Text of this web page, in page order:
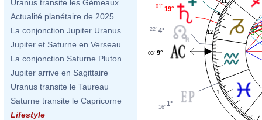
Uranus transite les Gémeaux
Actualité planétaire de 2025
La conjonction Jupiter Uranus
Jupiter et Saturne en Verseau
La conjonction Saturne Pluton
Jupiter arrive en Sagittaire
Uranus transite le Taureau
Saturne transite le Capricorne
Lifestyle
1
12
19°
01'
4°
22'
9°
03'
1°
16'